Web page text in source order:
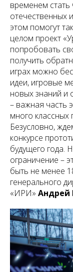
временем
отечественных
этом помогут
целом проект
попробовать
получить
играх можно
идеи, игровые
новых знаний и
– важная часть
много
Безусловно,
конкурсе
будущего года.
ограничение –
быть не менее
генерального
«ИРИ» Андрей